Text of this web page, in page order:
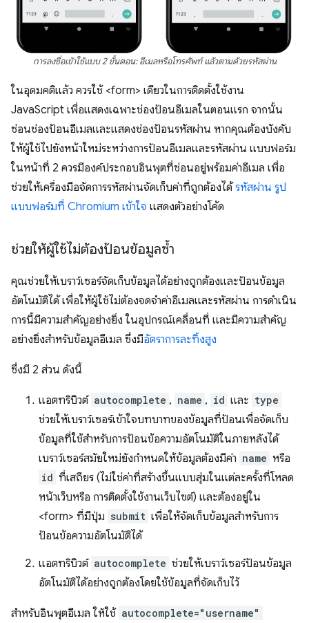
การลงชื่อเข้าใช้แบบ 2 ขั้นตอน: อีเมลหรือโทรศัพท์ แล้วตามด้วยรหัสผ่าน
ในอุดมคติแล้ว ควรใช้ <form> เดียวในการติดตั้งใช้งาน
JavaScript เพื่อแสดงเฉพาะช่องป้อนอีเมลในตอนแรก จากนั้น
ซ่อนช่องป้อนอีเมลและแสดงช่องป้อนรหัสผ่าน หากคุณต้องบังคับ
ให้ผู้ใช้ไปยังหน้าใหม่ระหว่างการป้อนอีเมลและรหัสผ่าน แบบฟอร์ม
ในหน้าที่ 2 ควรมีองค์ประกอบอินพุตที่ซ่อนอยู่พร้อมค่าอีเมล เพื่อ
ช่วยให้เครื่องมือจัดการรหัสผ่านจัดเก็บค่าที่ถูกต้องได้รหัสผ่าน รูป
แบบฟอร์มที่ Chromium เข้าใจ แสดงตัวอย่างโค้ด
ช่วยให้ผู้ใช้ไม่ต้องป้อนข้อมูลซ้ำ
คุณช่วยให้เบราว์เซอร์จัดเก็บข้อมูลได้อย่างถูกต้องและป้อนข้อมูล
อัตโนมัติได้ เพื่อให้ผู้ใช้ไม่ต้องจดจำค่าอีเมลและรหัสผ่าน การดำเนิน
การนี้มีความสำคัญอย่างยิ่ง ในอุปกรณ์เคลื่อนที่ และมีความสำคัญ
อย่างยิ่งสำหรับข้อมูลอีเมล ซึ่งมีอัตราการละทิ้งสูง
ซึ่งมี 2 ส่วน ดังนี้
แอตทริบิวต์ autocomplete , name , id และ type
ช่วยให้เบราว์เซอร์เข้าใจบทบาทของข้อมูลที่ป้อนเพื่อจัดเก็บ
ข้อมูลที่ใช้สำหรับการป้อนข้อความอัตโนมัติในภายหลังได้
เบราว์เซอร์สมัยใหม่ยังกำหนดให้ข้อมูลต้องมีค่า name หรือ
id ที่เสถียร (ไม่ใช่ค่าที่สร้างขึ้นแบบสุ่มในแต่ละครั้งที่โหลด
หน้าเว็บหรือ การติดตั้งใช้งานเว็บไซต์) และต้องอยู่ใน
<form> ที่มีปุ่ม submit เพื่อให้จัดเก็บข้อมูลสำหรับการ
ป้อนข้อความอัตโนมัติได้
แอตทริบิวต์ autocomplete ช่วยให้เบราว์เซอร์ป้อนข้อมูล
อัตโนมัติได้อย่างถูกต้องโดยใช้ข้อมูลที่จัดเก็บไว้
สำหรับอินพุตอีเมล ให้ใช้ autocomplete="username"